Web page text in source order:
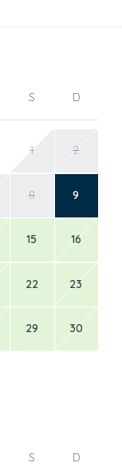
S D
1 2
8 9
15 16
22 23
29 30
S D